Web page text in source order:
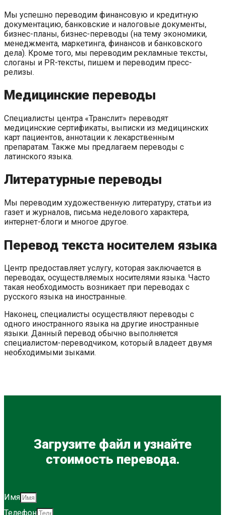
Мы успешно переводим финансовую и кредитную
документацию, банковские и налоговые документы,
бизнес-планы, бизнес-переводы (на тему экономики,
менеджмента, маркетинга, финансов и банковского
дела). Кроме того, мы переводим рекламные тексты,
слоганы и PR-тексты, пишем и переводим пресс-
релизы.
Медицинские переводы
Специалисты центра «Транслит» переводят
медицинские сертификаты, выписки из медицинских
карт пациентов, аннотации к лекарственным
препаратам. Также мы предлагаем переводы с
латинского языка.
Литературные переводы
Мы переводим художественную литературу, статьи из
газет и журналов, письма неделового характера,
интернет-блоги и многое другое.
Перевод текста носителем языка
Центр предоставляет услугу, которая заключается в
переводах, осуществляемых носителями языка. Часто
такая необходимость возникает при переводах с
русского языка на иностранные.
Наконец, специалисты осуществляют переводы с
одного иностранного языка на другие иностранные
языки. Данный перевод обычно выполняется
специалистом-переводчиком, который владеет двумя
необходимыми зыками.
Загрузите файл и узнайте
стоимость перевода.
Имя
Телефон